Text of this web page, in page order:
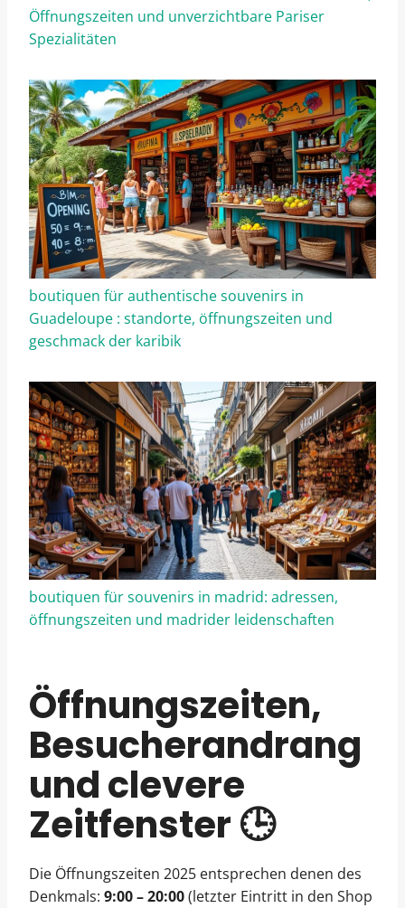
Öffnungszeiten und unverzichtbare Pariser
Spezialitäten
boutiquen für authentische souvenirs in
Guadeloupe : standorte, öffnungszeiten und
geschmack der karibik
boutiquen für souvenirs in madrid: adressen,
öffnungszeiten und madrider leidenschaften
Öffnungszeiten,
Besucherandrang
und clevere
Zeitfenster 🕒
Die Öffnungszeiten 2025 entsprechen denen des
Denkmals: 9:00 – 20:00(letzter Eintritt in den Shop